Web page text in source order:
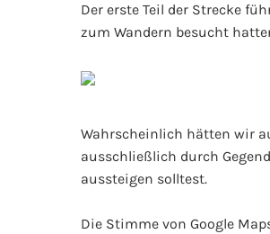
Der erste Teil der Strecke
zum Wandern besucht
Wahrscheinlich hätten wir
ausschließlich durch
aussteigen solltest.
Die Stimme von Google